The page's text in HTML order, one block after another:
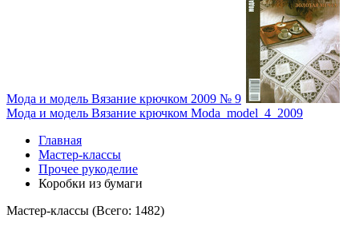
Мода и модель Вязание крючком 2009 № 9
Мода и модель Вязание крючком Moda_model_4_2009
Главная
Мастер-классы
Прочее рукоделие
Коробки из бумаги
Мастер-классы (Всего: 1482)